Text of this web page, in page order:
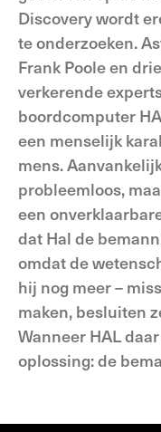
Discovery wordt
te onderzoeken.
Frank Poole en
verkerende
boordcomputer
een menselijk
mens.
probleemloos,
een
dat Hal de
omdat de
hij nog meer –
maken, besluiten
Wanneer HAL
oplossing: de